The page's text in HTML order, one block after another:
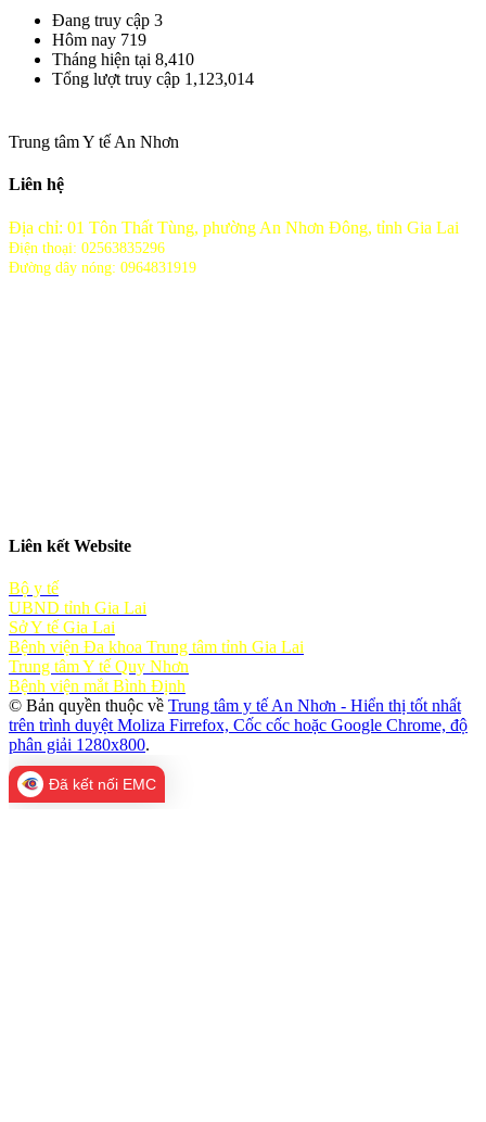
Đang truy cập 3
Hôm nay 719
Tháng hiện tại 8,410
Tổng lượt truy cập 1,123,014
Trung tâm Y tế An Nhơn
Liên hệ
Địa chỉ: 01 Tôn Thất Tùng, phường An Nhơn Đông, tỉnh Gia Lai
Điện thoại: 02563835296
Đường dây nóng: 0964831919
Liên kết Website
Bộ y tế
UBND tỉnh Gia Lai
Sở Y tế Gia Lai
Bệnh viện Đa khoa Trung tâm tỉnh Gia Lai
Trung tâm Y tế Quy Nhơn
Bệnh viện mắt Bình Định
© Bản quyền thuộc về Trung tâm y tế An Nhơn - Hiển thị tốt nhất
trên trình duyệt Moliza Firrefox, Cốc cốc hoặc Google Chrome, độ
phân giải 1280x800.
Đã kết nối EMC